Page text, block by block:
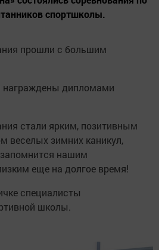
спортшколы.
прошли с большим
награждены дипломами
стали ярким, позитивным
веселых зимних каникул,
нашим
еще на долгое время!
специалисты
школы.